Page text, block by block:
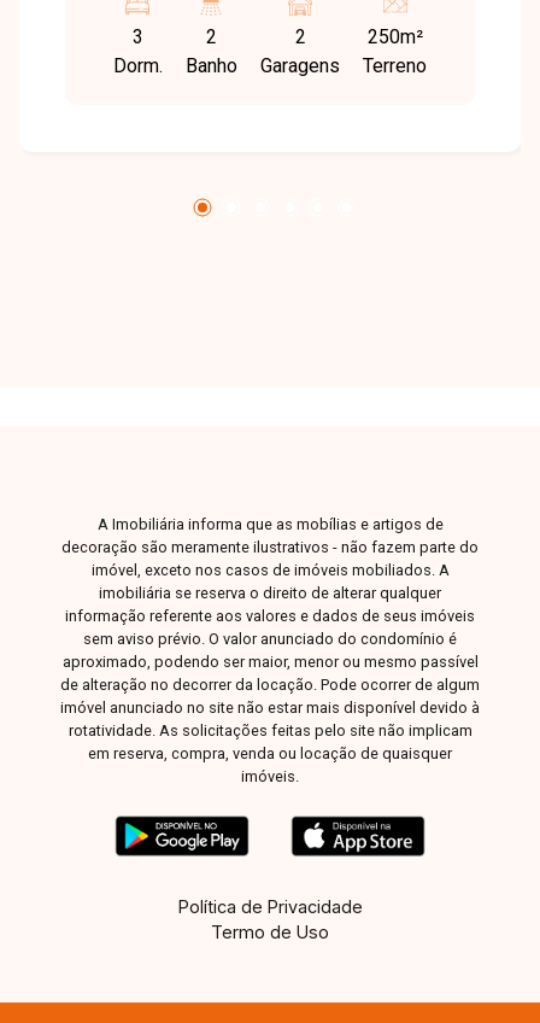
O bairro oferece praticidade e tranquilidade para
quem busca qualidade de vida. Sobrado com
sala de estar, sala de jantar com claraboia,
e 02 vagas de garagem, proporcionando mais
3
Dorm.
2
Banho
2
Garagens
250m²
Terreno
A Imobiliária informa que as mobílias e artigos de
decoração são meramente ilustrativos - não fazem parte do
imóvel, exceto nos casos de imóveis mobiliados. A
imobiliária se reserva o direito de alterar qualquer
informação referente aos valores e dados de seus imóveis
sem aviso prévio. O valor anunciado do condomínio é
aproximado, podendo ser maior, menor ou mesmo passível
de alteração no decorrer da locação. Pode ocorrer de algum
imóvel anunciado no site não estar mais disponível devido à
rotatividade. As solicitações feitas pelo site não implicam
em reserva, compra, venda ou locação de quaisquer
imóveis.
Política de Privacidade
Termo de Uso